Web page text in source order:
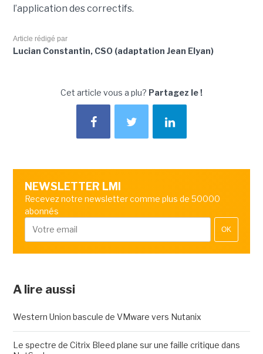
l’application des correctifs.
Article rédigé par
Lucian Constantin, CSO (adaptation Jean Elyan)
Cet article vous a plu? Partagez le !
NEWSLETTER LMI
Recevez notre newsletter comme plus de 50000
abonnés
OK
A lire aussi
Western Union bascule de VMware vers Nutanix
Le spectre de Citrix Bleed plane sur une faille critique dans